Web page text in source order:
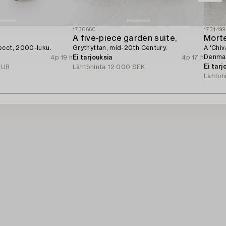
2000-luku.
4p 19 h
1730660
A five-piece garden suite,
Grythyttan, mid-20th Century.
Ei tarjouksia
4p 17 h
Lähtöhinta 12 000 SEK
1731499
A
Ei